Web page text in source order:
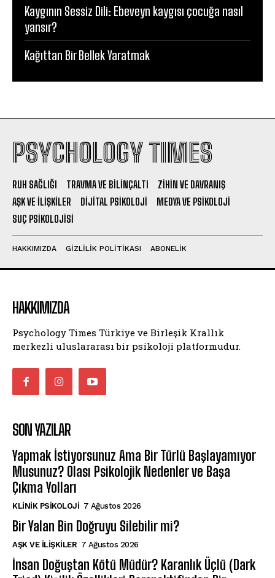
Kaygının Sessiz Dili: Ebeveyn kaygısı çocuğa nasıl
yansır?
Kağıttan Bir Bellek Yaratmak
PSYCHOLOGY TIMES
RUH SAĞLIĞI TRAVMA VE BILINÇALTI
ZIHIN VE DAVRANIŞ
AŞK VE İLIŞKILER
DIJITAL PSIKOLOJI
MEDYA VE PSIKOLOJI
SUÇ PSIKOLOJISI
HAKKIMIZDA GIZLILIK POLITIKASI ABONELIK
HAKKIMIZDA
Psychology Times Türkiye ve Birleşik Krallık
merkezli uluslararası bir psikoloji platformudur.
SON YAZILAR
Yapmak İstiyorsunuz Ama Bir Türlü Başlayamıyor
Musunuz? Olası Psikolojik Nedenler ve Başa
Çıkma Yolları
KLINIK PSIKOLOJI 7 Ağustos 2026
Bir Yalan Bin Doğruyu Silebilir mi?
AŞK VE İLIŞKILER 7 Ağustos 2026
İnsan Doğuştan Kötü Müdür? Karanlık Üçlü (Dark